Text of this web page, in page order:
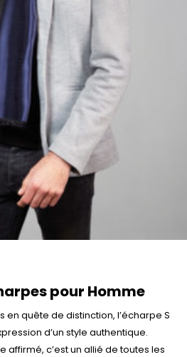
pour Homme
en quête de distinction, l’écharpe S
d’un style authentique.
affirmé, c’est un allié de toutes les